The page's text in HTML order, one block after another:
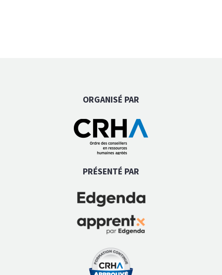
ORGANISÉ PAR
PRÉSENTÉ PAR